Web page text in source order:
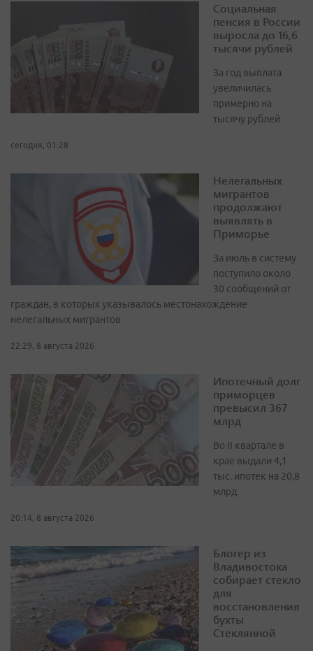
Социальная
пенсия в России
выросла до 16,6
тысячи рублей
За год выплата
увеличилась
примерно на
тысячу рублей
сегодня, 01:28
Нелегальных
мигрантов
продолжают
выявлять в
Приморье
За июль в систему
поступило около
30 сообщений от
граждан, в которых указывалось местонахождение
нелегальных мигрантов
22:29, 8 августа 2026
Ипотечный долг
приморцев
превысил 367
млрд
Во II квартале в
крае выдали 4,1
тыс. ипотек на 20,8
млрд
20:14, 8 августа 2026
Блогер из
Владивостока
собирает стекло
для
восстановления
бухты
Стеклянной